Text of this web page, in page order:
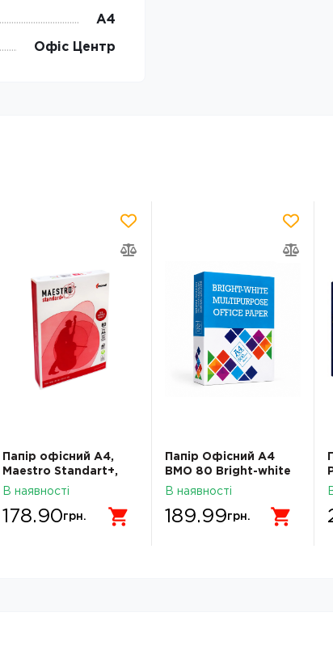
А4
Офіс Центр
Папір офісний А4,
Mаestro Standart+,
клас B, 80 г/м2, 500
В наявності
178.90грн.
Папір Офісний A4
BMO 80 Bright-white
Multipurpose Office
В наявності
189.99грн.